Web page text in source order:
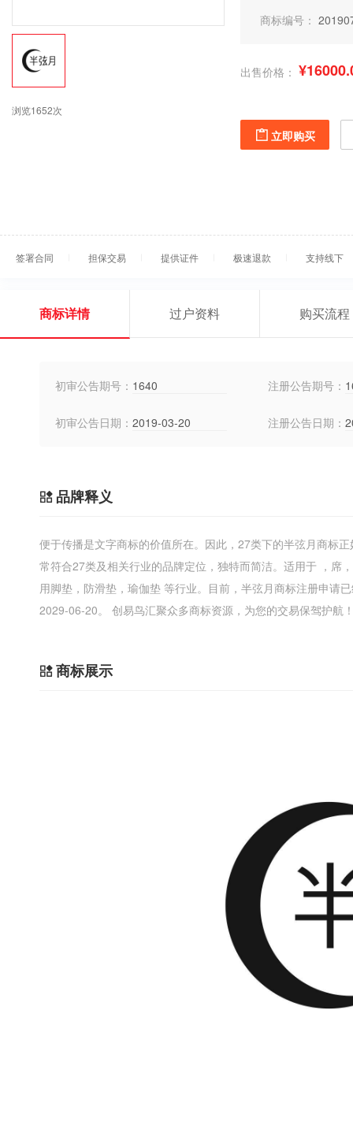
浏览1652次
商标编号：
出售价格：
立即购买
签署合同 担保交易 提供证件 极速退款 支持线下
商标详情 过户资料 购买流程
初审公告期号： 1640 注册公告期号：
初审公告日期： 2019-03-20 注册公告日期：
品牌释义
便于传播是文字商标的价值所在。因此，27类下的半弦月商标
常符合27类及相关行业的品牌定位，独特而简洁。适用于 ，席
用脚垫，防滑垫，瑜伽垫 等行业。目前，半弦月商标注册申请
2029-06-20。 创易鸟汇聚众多商标资源，为您的交易保驾护航
商标展示